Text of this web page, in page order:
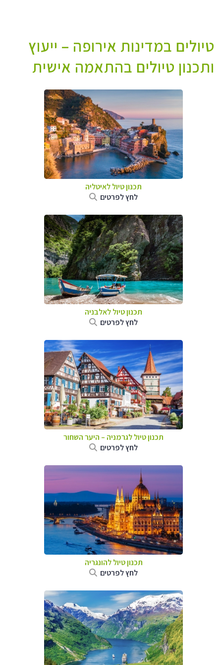
טיולים במדינות אירופה – ייעוץ
ותכנון טיולים בהתאמה אישית
תכנון טיול לאיטליה
לחץ לפרטים
תכנון טיול לאלבניה
לחץ לפרטים
תכנון טיול לגרמניה – היער השחור
לחץ לפרטים
תכנון טיול להונגריה
לחץ לפרטים